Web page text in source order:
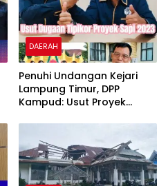
DAERAH
Penuhi Undangan Kejari
Lampung Timur, DPP
Kampud: Usut Proyek
Perikanan dan Peternakan
Lamtim